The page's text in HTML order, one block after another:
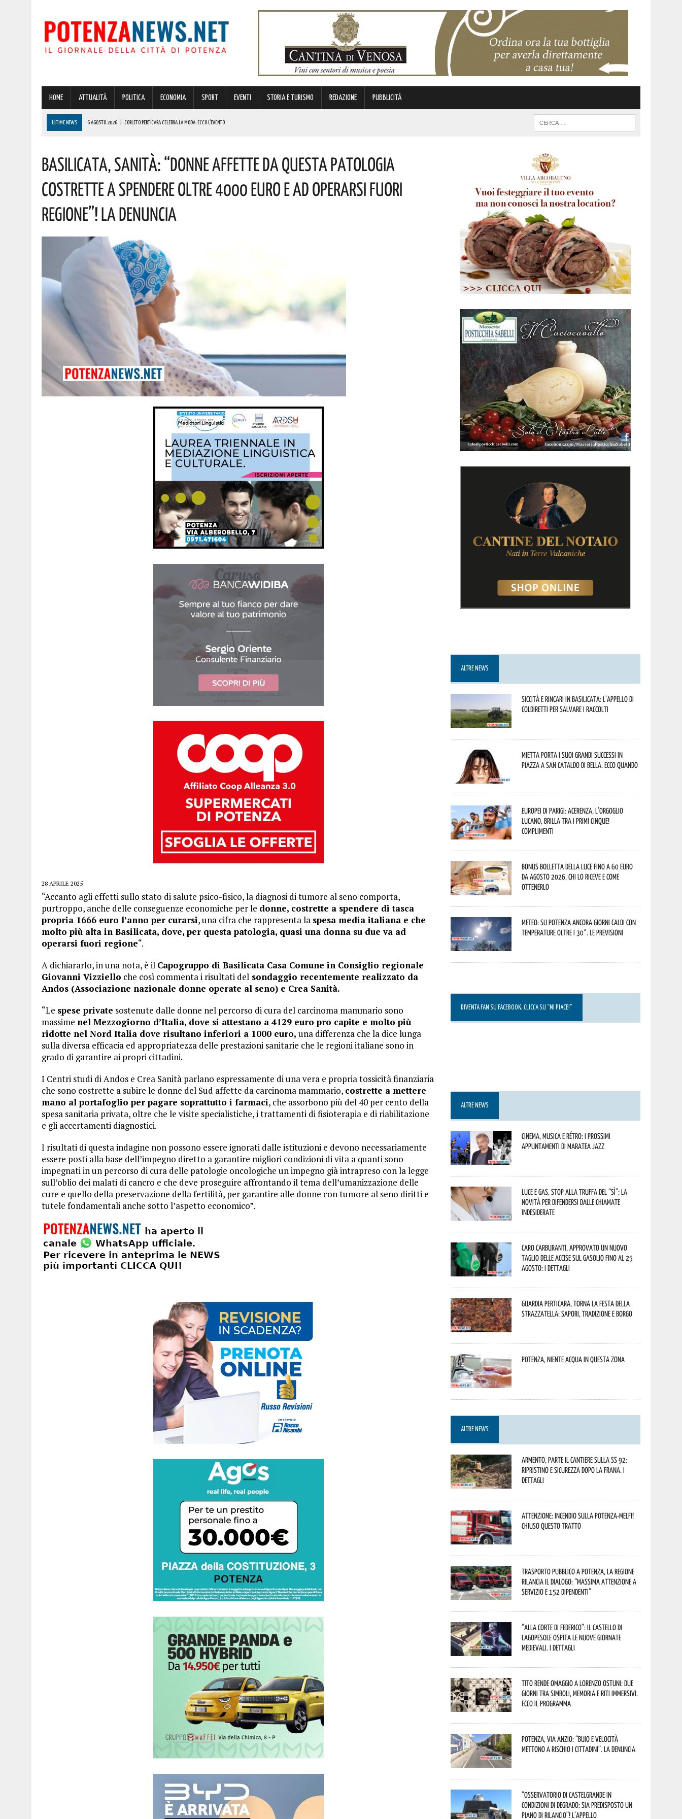
HOME ATTUALITÀ POLITICA ECONOMIA SPORT EVENTI STORIA E TURISMO REDAZIONE PUBBLICITÀ
ULTIME NEWS 6 AGOSTO 2026 CORLETO PERTICARA CELEBRA LA MODA: ECCO L’EVENTO
A MOLITERNO IN ONORE DEL PATRONO SAN DOMENICO, MOMENTI DI FEDE, DI COMUNITÀ, DI SANO DIVERTIMENTO. ECCO LE FOTO
5 AGOSTO 2026 | POTENZA, ASILO NIDO INAUGURATO IN PROVINCIA: SONO 42 I PROGETTI PER L’ATTIVAZIONE DI NUOVI SERVIZI DEDICATI ALL’INFANZIA. I DETTAGLI
6 AGOSTO 2026 CONCORSO ASMEL 2026, VIA ALLE CANDIDATURE: OLTRE 1.000 COMUNI CERCANO IDONEI PER 39 PROFILI
Basilicata, Sanità: “Donne Affette Da Questa Patologia
Costrette A Spendere Oltre 4000 Euro E Ad Operarsi Fuori
Regione”! La Denuncia
28 APRILE 2025
“Accanto agli effetti sullo stato di salute psico-fisico, la diagnosi di tumore al seno comporta,
purtroppo, anche delle conseguenze economiche per le donne, costrette a spendere di tasca
propria 1666 euro l’anno per curarsi, una cifra che rappresenta la spesa media italiana e che
molto più alta in Basilicata, dove, per questa patologia, quasi una donna su due va ad
operarsi fuori regione“.
A dichiararlo, in una nota, è il Capogruppo di Basilicata Casa Comune in Consiglio regionale
Giovanni Vizziello che così commenta i risultati del sondaggio recentemente realizzato da
Andos (Associazione nazionale donne operate al seno) e Crea Sanità.
“Le spese private sostenute dalle donne nel percorso di cura del carcinoma mammario sono
massime nel Mezzogiorno d’Italia, dove si attestano a 4129 euro pro capite e molto più
ridotte nel Nord Italia dove risultano inferiori a 1000 euro, una differenza che la dice lunga
sulla diversa efficacia ed appropriatezza delle prestazioni sanitarie che le regioni italiane sono in
grado di garantire ai propri cittadini.
I Centri studi di Andos e Crea Sanità parlano espressamente di una vera e propria tossicità finanziaria
che sono costrette a subire le donne del Sud affette da carcinoma mammario, costrette a mettere
mano al portafoglio per pagare soprattutto i farmaci, che assorbono più del 40 per cento della
spesa sanitaria privata, oltre che le visite specialistiche, i trattamenti di fisioterapia e di riabilitazione
e gli accertamenti diagnostici.
I risultati di questa indagine non possono essere ignorati dalle istituzioni e devono necessariamente
essere posti alla base dell’impegno diretto a garantire migliori condizioni di vita a quanti sono
impegnati in un percorso di cura delle patologie oncologiche un impegno già intrapreso con la legge
sull’oblio dei malati di cancro e che deve proseguire affrontando il tema dell’umanizzazione delle
cure e quello della preservazione della fertilità, per garantire alle donne con tumore al seno diritti e
tutele fondamentali anche sotto l’aspetto economico”.
ALTRE NEWS
Siccità e rincari in Basilicata: l’appello di
Coldiretti per salvare i raccolti
Mietta porta i suoi grandi successi in
piazza a San Cataldo di Bella. Ecco quando
Europei di Parigi: Acerenza, l’orgoglio
lucano, brilla tra i primi cinque!
Complimenti
Bonus bolletta della luce fino a 60 euro
da agosto 2026, chi lo riceve e come
ottenerlo
Meteo: su Potenza ancora giorni caldi con
temperature oltre i 30°. Le previsioni
DIVENTA FAN SU FACEBOOK, CLICCA SU “MI PIACE!”
ALTRE NEWS
Cinema, musica e rétro: i prossimi
appuntamenti di Maratea Jazz
Luce e gas, stop alla truffa del “Sì”: la
novità per difendersi dalle chiamate
indesiderate
Caro carburanti, approvato un nuovo
taglio delle accise sul gasolio fino al 25
agosto: i dettagli
Guardia Perticara, torna la Festa della
Strazzatella: sapori, tradizione e borgo
Potenza, niente acqua in questa zona
ALTRE NEWS
Armento, parte il cantiere sulla SS 92:
ripristino e sicurezza dopo la frana. I
dettagli
Attenzione: incendio sulla Potenza-Melfi!
Chiuso questo tratto
Trasporto pubblico a Potenza, la Regione
rilancia il dialogo: “Massima attenzione a
servizio e 152 dipendenti”
“Alla corte di Federico”: il Castello di
Lagopesole ospita le nuove Giornate
Medievali. I dettagli
Tito rende omaggio a Lorenzo Ostuni: due
giorni tra simboli, memoria e riti immersivi.
Ecco il programma
Potenza, Via Anzio: “Buio e velocità
mettono a rischio i cittadini”. La denuncia
“Osservatorio di Castelgrande in
condizioni di degrado: sia predisposto un
piano di rilancio”! L’appello